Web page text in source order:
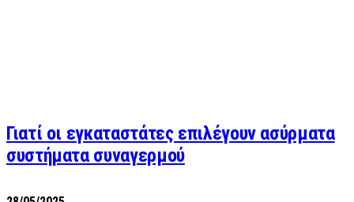
Γιατί οι εγκαταστάτες επιλέγουν ασύρματα
συστήματα συναγερμού